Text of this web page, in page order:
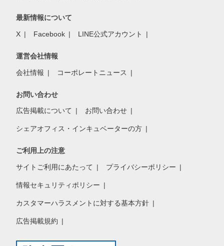
最新情報について
X Facebook LINE公式アカウント
運営会社情報
会社情報 コーポレートニュース
お問い合わせ
広告掲載について お問い合わせ
シェアオフィス・インキュベーターの方
ご利用上の注意
サイトご利用にあたって プライバシーポリシー
情報セキュリティポリシー
カスタマーハラスメントに対する基本方針
広告掲載規約